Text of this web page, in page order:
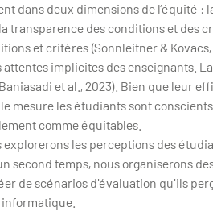
dans deux dimensions de l’équité :
des conditions et des
et critères (Sonnleitner &
implicites des enseignants.
et al., 2023). Bien que leur
mesure les étudiants sont
comme équitables.
les perceptions des
second temps, nous organiserons
de scénarios d'évaluation qu'ils